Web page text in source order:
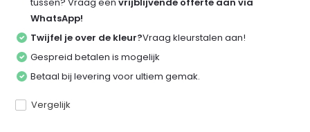
WhatsApp!
Twijfel je over de kleur?Vraag kleurstalen aan!
Gespreid betalen is mogelijk
Betaal bij levering voor ultiem gemak.
Vergelijk